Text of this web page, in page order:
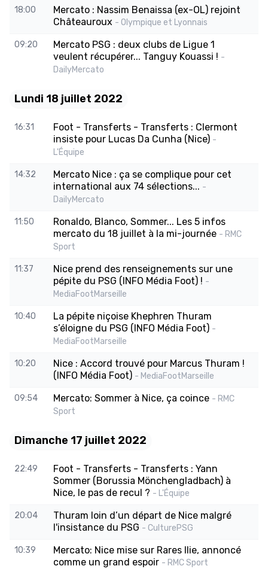
18:00
Mercato : Nassim Benaissa (ex-OL) rejoint
Châteauroux - Olympique et Lyonnais
09:20
Mercato PSG : deux clubs de Ligue 1
veulent récupérer... Tanguy Kouassi ! -
DailyMercato
Lundi 18 juillet 2022
16:31
Foot - Transferts - Transferts : Clermont
insiste pour Lucas Da Cunha (Nice) -
L'Équipe
14:32
Mercato Nice : ça se complique pour cet
international aux 74 sélections... -
DailyMercato
11:50
Ronaldo, Blanco, Sommer... Les 5 infos
mercato du 18 juillet à la mi-journée - RMC
Sport
11:37
Nice prend des renseignements sur une
pépite du PSG (INFO Média Foot) ! -
MediaFootMarseille
10:40
La pépite niçoise Khephren Thuram
s’éloigne du PSG (INFO Média Foot) -
MediaFootMarseille
10:20
Nice : Accord trouvé pour Marcus Thuram !
(INFO Média Foot) - MediaFootMarseille
09:54 Mercato: Sommer à Nice, ça coince - RMC
Sport
Dimanche 17 juillet 2022
22:49
Foot - Transferts - Transferts : Yann
Sommer (Borussia Mönchengladbach) à
Nice, le pas de recul ? - L'Équipe
20:04
Thuram loin d’un départ de Nice malgré
l'insistance du PSG - CulturePSG
10:39
Mercato: Nice mise sur Rares Ilie, annoncé
comme un grand espoir - RMC Sport